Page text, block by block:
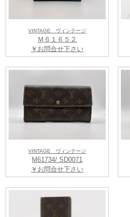
VINTAGE ヴィンテージ
Ｍ６１６５２
￥お問合せ下さい
VINTAGE ヴィンテージ
M61734/ SD0071
￥お問合せ下さい